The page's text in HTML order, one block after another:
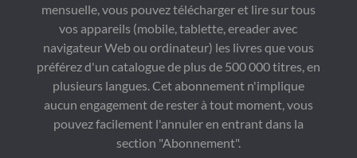
mensuelle, vous pouvez télécharger et lire sur tous
vos appareils (mobile, tablette, ereader avec
navigateur Web ou ordinateur) les livres que vous
préférez d'un catalogue de plus de 500 000 titres, en
plusieurs langues. Cet abonnement n'implique
aucun engagement de rester à tout moment, vous
pouvez facilement l'annuler en entrant dans la
section "Abonnement".